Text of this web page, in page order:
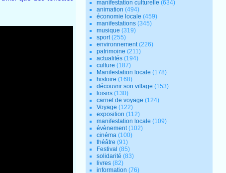
manifestation culturelle (634)
animation (494)
économie locale (459)
manifestations (345)
musique (319)
sport(255)
environnement(226)
patrimoine (211)
actualités (194)
culture (187)
Manifestation locale (178)
histoire (168)
découvrir son village (153)
loisirs (130)
carnet de voyage (124)
Voyage (122)
exposition (112)
manifestation locale (109)
évènement(102)
cinéma (100)
théâtre (91)
Festival (85)
solidarité (83)
livres (82)
information (76)